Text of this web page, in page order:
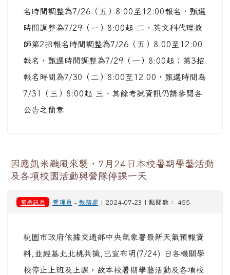
名時間調整為7/26（五）8:00至12:00報名，甄選
時間調整為7/29（一）8:00起 二、英文科代理教
師第2招報名時間調整為7/26（五）8:00至12:00
報名，甄選時間調整為7/29（一）8:00起；第3招
報名時間為7/30（二）8:00至12:00，甄選時間為
7/31（三）8:00起 三、其餘考試資訊仍請參閱各
公告之簡章
因應凱米颱風來襲，7月24日本校暑期學藝活動
及各項校園活動與營隊停課一天
緊急訊息 管理員 - 教務處 | 2024-07-23 | 點閱數： 455
桃園市政府依據交通部中央氣象署最新天氣預報資
料,並經基北北桃共識,已宣布明(7/24) 日各機關學
校停止上班及上課，故本校暑期學藝活動及各項校